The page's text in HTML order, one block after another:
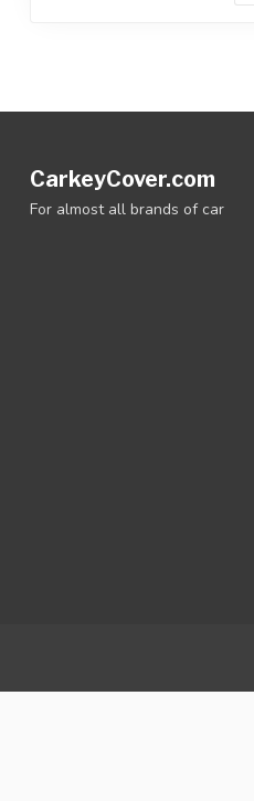
CarkeyCover.com
For almost all brands of car